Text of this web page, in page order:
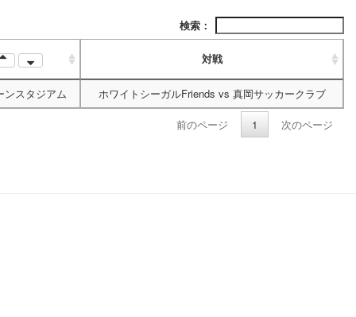
検索：
対戦
ンスタジアム ホワイトシーガルFriends vs 真岡サッカークラブ
前のページ 1 次のページ